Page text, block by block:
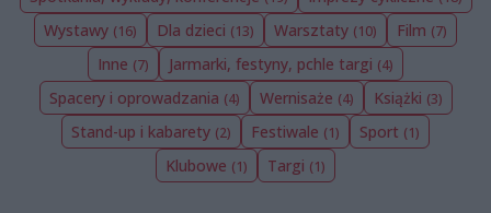
Wystawy (16) Dla dzieci (13) Warsztaty (10) Film (7)
Inne (7) Jarmarki, festyny, pchle targi (4)
Spacery i oprowadzania (4) Wernisaże (4) Książki (3)
Stand-up i kabarety (2) Festiwale (1) Sport (1)
Klubowe (1) Targi (1)